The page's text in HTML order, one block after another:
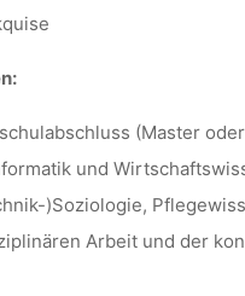
(Master
und
)Soziologie,
Arbeit und der